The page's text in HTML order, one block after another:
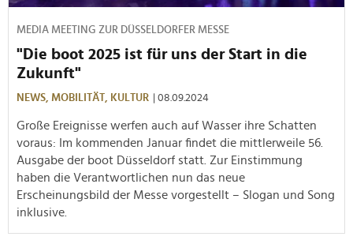
MEDIA MEETING ZUR DÜSSELDORFER MESSE
"Die boot 2025 ist für uns der Start in die
Zukunft"
NEWS, MOBILITÄT, KULTUR | 08.09.2024
Große Ereignisse werfen auch auf Wasser ihre Schatten
voraus: Im kommenden Januar findet die mittlerweile 56.
Ausgabe der boot Düsseldorf statt. Zur Einstimmung
haben die Verantwortlichen nun das neue
Erscheinungsbild der Messe vorgestellt – Slogan und Song
inklusive.